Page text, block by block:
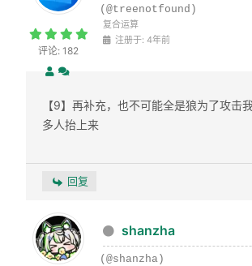
评论: 182
(@treenotfound)
复合运算
注册于: 4年前
【9】再补充，也不可能全是狼为了攻击
多人抬上来
回复
shanzha
(@shanzha)